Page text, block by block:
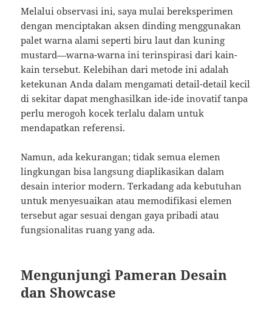
Melalui observasi ini, saya mulai bereksperimen
dengan menciptakan aksen dinding menggunakan
palet warna alami seperti biru laut dan kuning
mustard—warna-warna ini terinspirasi dari kain-
kain tersebut. Kelebihan dari metode ini adalah
ketekunan Anda dalam mengamati detail-detail kecil
di sekitar dapat menghasilkan ide-ide inovatif tanpa
perlu merogoh kocek terlalu dalam untuk
mendapatkan referensi.
Namun, ada kekurangan; tidak semua elemen
lingkungan bisa langsung diaplikasikan dalam
desain interior modern. Terkadang ada kebutuhan
untuk menyesuaikan atau memodifikasi elemen
tersebut agar sesuai dengan gaya pribadi atau
fungsionalitas ruang yang ada.
Mengunjungi Pameran Desain
dan Showcase